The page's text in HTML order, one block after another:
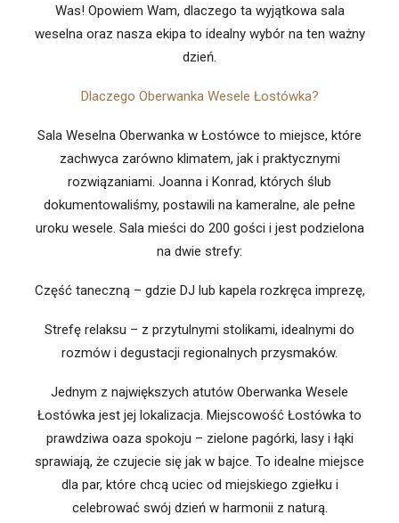
Was! Opowiem Wam, dlaczego ta wyjątkowa sala
weselna oraz nasza ekipa to idealny wybór na ten ważny
dzień.
Dlaczego Oberwanka Wesele Łostówka?
Sala Weselna Oberwanka w Łostówce to miejsce, które
zachwyca zarówno klimatem, jak i praktycznymi
rozwiązaniami. Joanna i Konrad, których ślub
dokumentowaliśmy, postawili na kameralne, ale pełne
uroku wesele. Sala mieści do 200 gości i jest podzielona
na dwie strefy:
Część taneczną – gdzie DJ lub kapela rozkręca imprezę,
Strefę relaksu – z przytulnymi stolikami, idealnymi do
rozmów i degustacji regionalnych przysmaków.
Jednym z największych atutów Oberwanka Wesele
Łostówka jest jej lokalizacja. Miejscowość Łostówka to
prawdziwa oaza spokoju – zielone pagórki, lasy i łąki
sprawiają, że czujecie się jak w bajce. To idealne miejsce
dla par, które chcą uciec od miejskiego zgiełku i
celebrować swój dzień w harmonii z naturą.